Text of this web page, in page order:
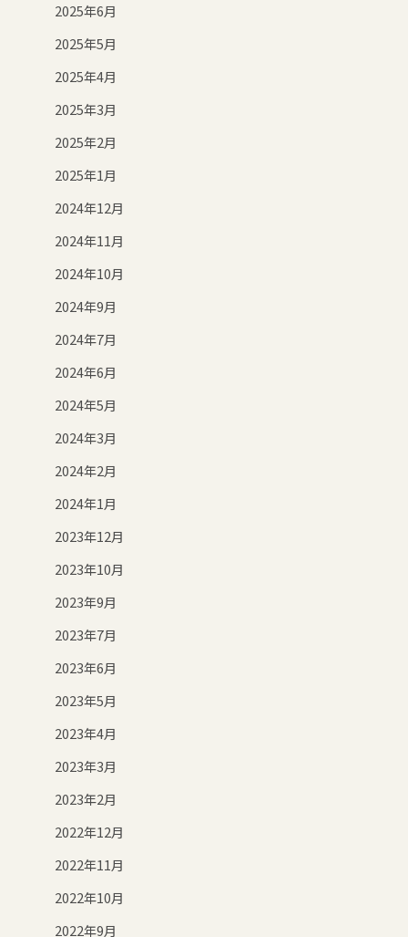
2025年6月
2025年5月
2025年4月
2025年3月
2025年2月
2025年1月
2024年12月
2024年11月
2024年10月
2024年9月
2024年7月
2024年6月
2024年5月
2024年3月
2024年2月
2024年1月
2023年12月
2023年10月
2023年9月
2023年7月
2023年6月
2023年5月
2023年4月
2023年3月
2023年2月
2022年12月
2022年11月
2022年10月
2022年9月